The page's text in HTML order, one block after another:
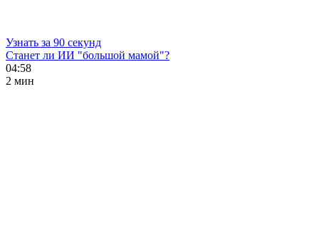
Узнать за 90 секунд
Станет ли ИИ "большой мамой"?
04:58
2 мин